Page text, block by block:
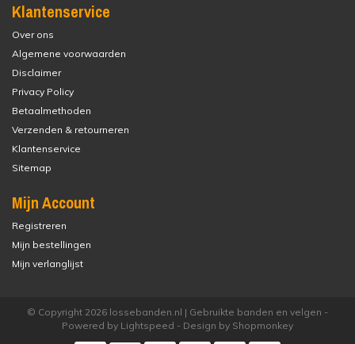
Klantenservice
Over ons
Algemene voorwaarden
Disclaimer
Privacy Policy
Betaalmethoden
Verzenden & retourneren
Klantenservice
Sitemap
Mijn Account
Registreren
Mijn bestellingen
Mijn verlanglijst
© Copyright 2026 lossebanden.nl | Gebruikte banden en velgen -
Powered by Lightspeed - Design by Shopmonkey